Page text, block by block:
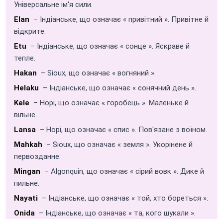
Універсальне ім'я сили.
Elan – Індіанське, що означає « привітний ». Привітне й
відкрите.
Etu – Індіанське, що означає « сонце ». Яскраве й
тепле.
Hakan – Sioux, що означає « вогняний ».
Helaku – Індіанське, що означає « сонячний день ».
Kele – Hopi, що означає « горобець ». Маленьке й
вільне.
Lansa – Hopi, що означає « спис ». Пов'язане з воїном.
Mahkah – Sioux, що означає « земля ». Укорінене й
первозданне.
Mingan – Algonquin, що означає « сірий вовк ». Дике й
пильне.
Nayati – Індіанське, що означає « той, хто бореться ».
Onida – Індіанське, що означає « та, кого шукали ».